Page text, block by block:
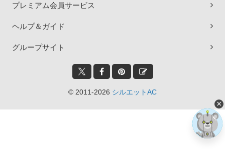
プレミアム会員サービス
ヘルプ＆ガイド
グループサイト
© 2011-2026 シルエットAC
×